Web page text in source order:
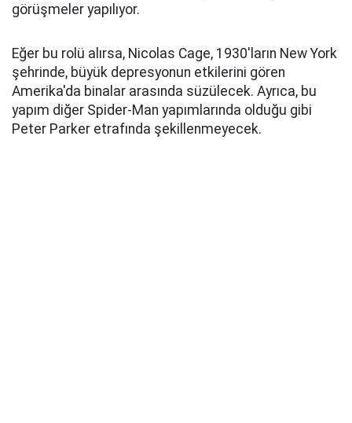
görüşmeler yapılıyor.
Eğer bu rolü alırsa, Nicolas Cage, 1930'ların New York
şehrinde, büyük depresyonun etkilerini gören
Amerika'da binalar arasında süzülecek. Ayrıca, bu
yapım diğer Spider-Man yapımlarında olduğu gibi
Peter Parker etrafında şekillenmeyecek.